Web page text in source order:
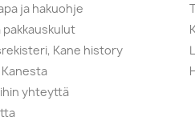
ja hakuohje
pakkauskulut
Kane history
yhteyttä